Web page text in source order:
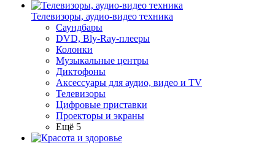
Телевизоры, аудио-видео техника
Саундбары
DVD, Bly-Ray-плееры
Колонки
Музыкальные центры
Диктофоны
Аксессуары для аудио, видео и TV
Телевизоры
Цифровые приставки
Проекторы и экраны
Ещё 5